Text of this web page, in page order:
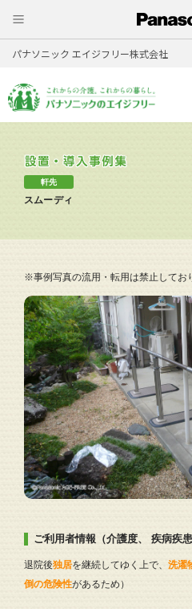
パナソニック エイジフリー株式会社
軒先
スムーディ
※事例写真の流用・転用は禁止してお
ご利用者情報（介護度、 疾病疾
退院後独居を継続してゆく上で、 洗濯
倒の危険性があるため）